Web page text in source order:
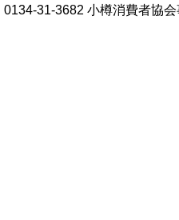
0134-31-3682 小樽消費者協会